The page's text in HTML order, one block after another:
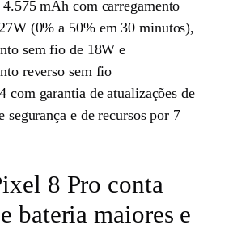
mAh com carregamento
(0% a 50% em 30 minutos),
sem fio de 18W e
reverso sem fio
com garantia de atualizações de
segurança e de recursos por 7
8 Pro conta
bateria maiores e